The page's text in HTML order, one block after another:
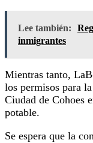
Lee también:
inmigrantes
Mientras tanto,
los permisos para
Ciudad de Cohoes
potable.
Se espera que la